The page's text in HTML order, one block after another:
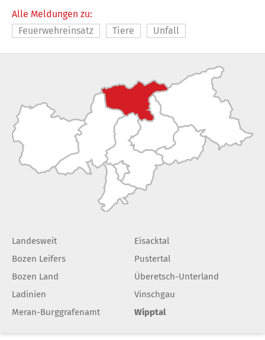
Alle Meldungen zu:
Feuerwehreinsatz
Tiere Unfall
Landesweit
Bozen Leifers
Bozen Land
Ladinien
Meran-Burggrafenamt
Eisacktal
Pustertal
Überetsch-Unterland
Vinschgau
Wipptal